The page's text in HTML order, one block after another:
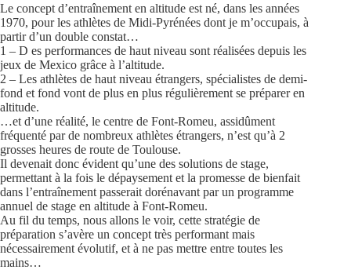
Le concept d’entraînement en altitude est né, dans les années
1970, pour les athlètes de Midi-Pyrénées dont je m’occupais, à
partir d’un double constat…
1 – D es performances de haut niveau sont réalisées depuis les
jeux de Mexico grâce à l’altitude.
2 – Les athlètes de haut niveau étrangers, spécialistes de demi-
fond et fond vont de plus en plus régulièrement se préparer en
altitude.
…et d’une réalité, le centre de Font-Romeu, assidûment
fréquenté par de nombreux athlètes étrangers, n’est qu’à 2
grosses heures de route de Toulouse.
Il devenait donc évident qu’une des solutions de stage,
permettant à la fois le dépaysement et la promesse de bienfait
dans l’entraînement passerait dorénavant par un programme
annuel de stage en altitude à Font-Romeu.
Au fil du temps, nous allons le voir, cette stratégie de
préparation s’avère un concept très performant mais
nécessairement évolutif, et à ne pas mettre entre toutes les
mains…